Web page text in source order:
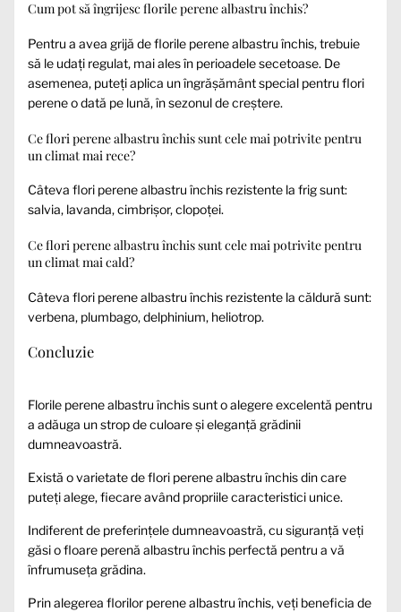
Cum pot să îngrijesc florile perene albastru închis?
Pentru a avea grijă de florile perene albastru închis, trebuie
să le udați regulat, mai ales în perioadele secetoase. De
asemenea, puteți aplica un îngrășământ special pentru flori
perene o dată pe lună, în sezonul de creștere.
Ce flori perene albastru închis sunt cele mai potrivite pentru
un climat mai rece?
Câteva flori perene albastru închis rezistente la frig sunt:
salvia, lavanda, cimbrișor, clopoței.
Ce flori perene albastru închis sunt cele mai potrivite pentru
un climat mai cald?
Câteva flori perene albastru închis rezistente la căldură sunt:
verbena, plumbago, delphinium, heliotrop.
Concluzie
Florile perene albastru închis sunt o alegere excelentă pentru
a adăuga un strop de culoare și eleganță grădinii
dumneavoastră.
Există o varietate de flori perene albastru închis din care
puteți alege, fiecare având propriile caracteristici unice.
Indiferent de preferințele dumneavoastră, cu siguranță veți
găsi o floare perenă albastru închis perfectă pentru a vă
înfrumuseța grădina.
Prin alegerea florilor perene albastru închis, veți beneficia de